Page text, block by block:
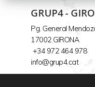
GRUP4 -
Pg. General
17002 GIRONA
+34 972 464 978
info@grup4.cat